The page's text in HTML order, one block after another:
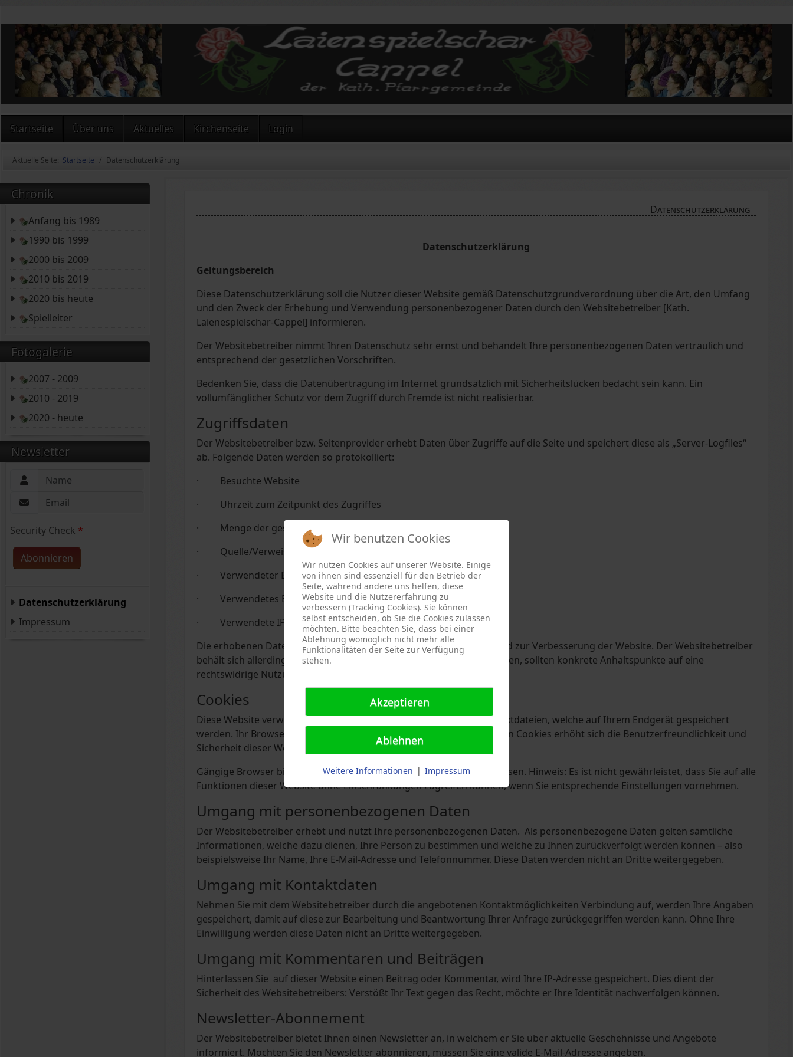
Startseite Über uns Aktuelles Kirchenseite Login
Aktuelle Seite: Startseite Datenschutzerklärung
Chronik
Anfang bis 1989
1990 bis 1999
2000 bis 2009
2010 bis 2019
2020 bis heute
Spielleiter
Fotogalerie
2007 - 2009
2010 - 2019
2020 - heute
Newsletter
Security Check *
Abonnieren
Datenschutzerklärung
Impressum
Datenschutzerklärung
Datenschutzerklärung
Geltungsbereich
Diese Datenschutzerklärung soll die Nutzer dieser Website gemäß Datenschutzgrundverordnung über die Art, den Umfang
und den Zweck der Erhebung und Verwendung personenbezogener Daten durch den Websitebetreiber [Kath.
Laienespielschar-Cappel] informieren.
Der Websitebetreiber nimmt Ihren Datenschutz sehr ernst und behandelt Ihre personenbezogenen Daten vertraulich und
entsprechend der gesetzlichen Vorschriften.
Bedenken Sie, dass die Datenübertragung im Internet grundsätzlich mit Sicherheitslücken bedacht sein kann. Ein
vollumfänglicher Schutz vor dem Zugriff durch Fremde ist nicht realisierbar.
Zugriffsdaten
Der Websitebetreiber bzw. Seitenprovider erhebt Daten über Zugriffe auf die Seite und speichert diese als „Server-Logfiles“
ab. Folgende Daten werden so protokolliert:
· Besuchte Website
· Uhrzeit zum Zeitpunkt des Zugriffes
· Menge der gesendeten Daten in Byte
· Quelle/Verweis, von welchem Sie auf die Seite gelangten
· Verwendeter Browser
· Verwendetes Betriebssystem
· Verwendete IP-Adresse
Die erhobenen Daten dienen lediglich statistischen Auswertungen und zur Verbesserung der Website. Der Websitebetreiber
behält sich allerdings vor, die Server-Logfiles nachträglich zu überprüfen, sollten konkrete Anhaltspunkte auf eine
rechtswidrige Nutzung hinweisen.
Cookies
Diese Website verwendet Cookies. Dabei handelt es sich um kleine Textdateien, welche auf Ihrem Endgerät gespeichert
werden. Ihr Browser greift auf diese Dateien zu. Durch den Einsatz von Cookies erhöht sich die Benutzerfreundlichkeit und
Sicherheit dieser Website.
Gängige Browser bieten die Einstellungsoption, Cookies nicht zuzulassen. Hinweis: Es ist nicht gewährleistet, dass Sie auf alle
Funktionen dieser Website ohne Einschränkungen zugreifen können, wenn Sie entsprechende Einstellungen vornehmen.
Umgang mit personenbezogenen Daten
Der Websitebetreiber erhebt und nutzt Ihre personenbezogenen Daten. Als personenbezogene Daten gelten sämtliche
Informationen, welche dazu dienen, Ihre Person zu bestimmen und welche zu Ihnen zurückverfolgt werden können – also
beispielsweise Ihr Name, Ihre E-Mail-Adresse und Telefonnummer. Diese Daten werden nicht an Dritte weitergegeben.
Umgang mit Kontaktdaten
Nehmen Sie mit dem Websitebetreiber durch die angebotenen Kontaktmöglichkeiten Verbindung auf, werden Ihre Angaben
gespeichert, damit auf diese zur Bearbeitung und Beantwortung Ihrer Anfrage zurückgegriffen werden kann. Ohne Ihre
Einwilligung werden diese Daten nicht an Dritte weitergegeben.
Umgang mit Kommentaren und Beiträgen
Hinterlassen Sie auf dieser Website einen Beitrag oder Kommentar, wird Ihre IP-Adresse gespeichert. Dies dient der
Sicherheit des Websitebetreibers: Verstößt Ihr Text gegen das Recht, möchte er Ihre Identität nachverfolgen können.
Newsletter-Abonnement
Der Websitebetreiber bietet Ihnen einen Newsletter an, in welchem er Sie über aktuelle Geschehnisse und Angebote
informiert. Möchten Sie den Newsletter abonnieren, müssen Sie eine valide E-Mail-Adresse angeben.
Wir benutzen Cookies
Wir nutzen Cookies auf unserer Website. Einige
von ihnen sind essenziell für den Betrieb der
Seite, während andere uns helfen, diese
Website und die Nutzererfahrung zu
verbessern (Tracking Cookies). Sie können
selbst entscheiden, ob Sie die Cookies zulassen
möchten. Bitte beachten Sie, dass bei einer
Ablehnung womöglich nicht mehr alle
Funktionalitäten der Seite zur Verfügung
stehen.
Akzeptieren
Ablehnen
Weitere Informationen | Impressum